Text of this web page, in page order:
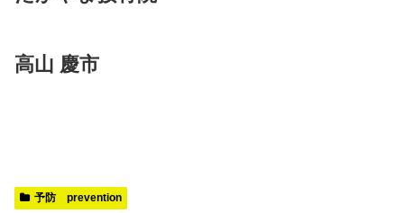
高山 慶市
予防 prevention